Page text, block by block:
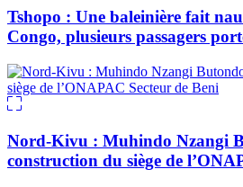
Tshopo : Une baleinière fait
Congo, plusieurs passagers
Nord-Kivu : Muhindo Nzangi
construction du siège de